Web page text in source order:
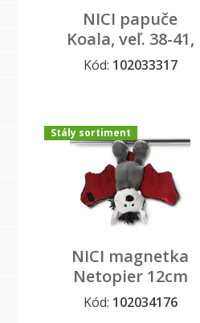
NICI papuče
Koala, veľ. 38-41,
UK 5
Dopredaj a výpredaj
Kód: 102033317
NICI magnetka
Netopier 12cm
Stály sortiment
Kód: 102034176
Stály sortiment